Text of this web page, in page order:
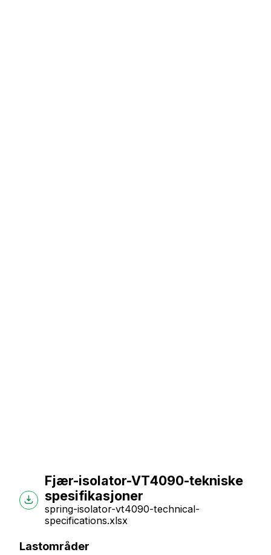
Fjær-isolator-VT4090-tekniske
spesifikasjoner
spring-isolator-vt4090-technical-
specifications.xlsx
Lastområder